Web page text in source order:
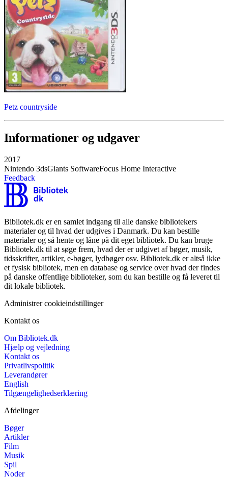
Petz countryside
Informationer og udgaver
2017
Nintendo 3dsGiants SoftwareFocus Home Interactive
Feedback
Bibliotek.dk er en samlet indgang til alle danske bibliotekers
materialer og til hvad der udgives i Danmark. Du kan bestille
materialer og så hente og låne på dit eget bibliotek. Du kan bruge
Bibliotek.dk til at søge frem, hvad der er udgivet af bøger, musik,
tidsskrifter, artikler, e-bøger, lydbøger osv. Bibliotek.dk er altså ikke
et fysisk bibliotek, men en database og service over hvad der findes
på danske offentlige biblioteker, som du kan bestille og få leveret til
dit lokale bibliotek.
Administrer cookieindstillinger
Kontakt os
Om Bibliotek.dk
Hjælp og vejledning
Kontakt os
Privatlivspolitik
Leverandører
English
Tilgængelighedserklæring
Afdelinger
Bøger
Artikler
Film
Musik
Spil
Noder